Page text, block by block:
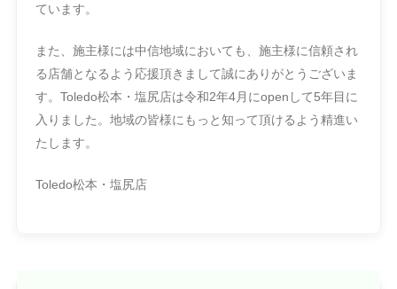
ています。
また、施主様には中信地域においても、施主様に信頼され
る店舗となるよう応援頂きまして誠にありがとうございま
す。Toledo松本・塩尻店は令和2年4月にopenして5年目に
入りました。地域の皆様にもっと知って頂けるよう精進い
たします。
Toledo松本・塩尻店